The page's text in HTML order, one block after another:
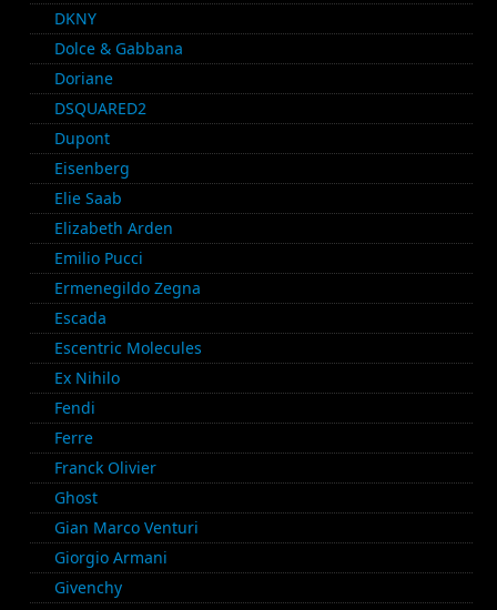
DKNY
Dolce & Gabbana
Doriane
DSQUARED2
Dupont
Eisenberg
Elie Saab
Elizabeth Arden
Emilio Pucci
Ermenegildo Zegna
Escada
Escentric Molecules
Ex Nihilo
Fendi
Ferre
Franck Olivier
Ghost
Gian Marco Venturi
Giorgio Armani
Givenchy